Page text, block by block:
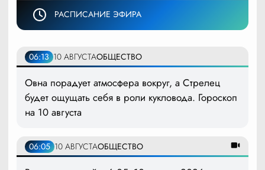
РАСПИСАНИЕ ЭФИРА
06:13 10 АВГУСТАОБЩЕСТВО
Овна порадует атмосфера вокруг, а Стрелец
будет ощущать себя в роли кукловода. Гороскоп
на 10 августа
06:05 10 АВГУСТАОБЩЕСТВО